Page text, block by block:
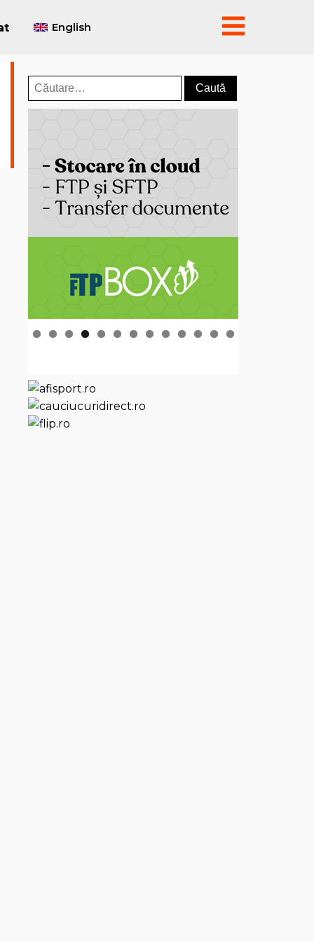
English
Caută
după: